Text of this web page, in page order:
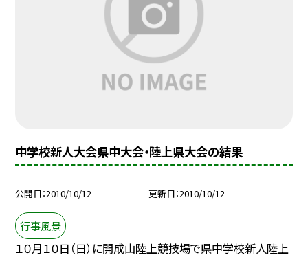
中学校新人大会県中大会・陸上県大会の結果
公開日 2010/10/12 更新日 2010/10/12
行事風景
１０月１０日（日）に開成山陸上競技場で県中学校新人陸上